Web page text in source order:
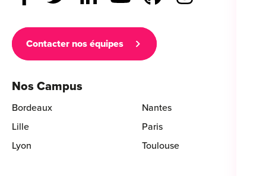
Contacter nos équipes
Nos Campus
Bordeaux
Lille
Lyon
Nantes
Paris
Toulouse